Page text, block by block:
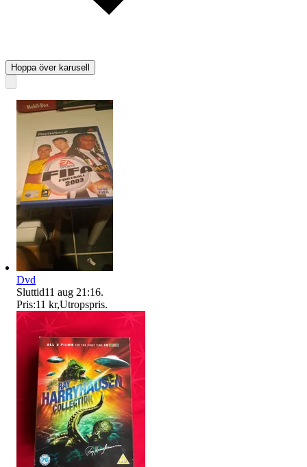
Hoppa över karusell
Dvd
Sluttid11 aug 21:16.
Pris:11 kr,Utropspris.